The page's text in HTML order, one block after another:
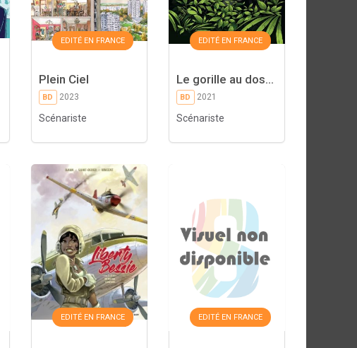
EDITÉ EN FRANCE
Plein Ciel
BD 2023
Scénariste
EDITÉ EN FRANCE
Le gorille au dos...
BD 2021
Scénariste
EDITÉ EN FRANCE EDITÉ EN FRANCE